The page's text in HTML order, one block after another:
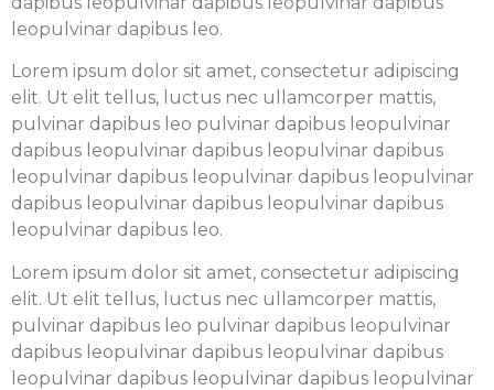
leopulvinar dapibus leo.
Lorem ipsum dolor sit amet, consectetur adipiscing
elit. Ut elit tellus, luctus nec ullamcorper mattis,
pulvinar dapibus leo pulvinar dapibus leopulvinar
dapibus leopulvinar dapibus leopulvinar dapibus
leopulvinar dapibus leopulvinar dapibus leopulvinar
dapibus leopulvinar dapibus leopulvinar dapibus
leopulvinar dapibus leo.
Lorem ipsum dolor sit amet, consectetur adipiscing
elit. Ut elit tellus, luctus nec ullamcorper mattis,
pulvinar dapibus leo pulvinar dapibus leopulvinar
dapibus leopulvinar dapibus leopulvinar dapibus
leopulvinar dapibus leopulvinar dapibus leopulvinar